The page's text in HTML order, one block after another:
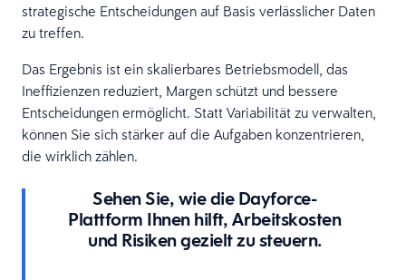
strategische Entscheidungen auf Basis verlässlicher Daten
zu treffen.
Das Ergebnis ist ein skalierbares Betriebsmodell, das
Ineffizienzen reduziert, Margen schützt und bessere
Entscheidungen ermöglicht. Statt Variabilität zu verwalten,
können Sie sich stärker auf die Aufgaben konzentrieren,
die wirklich zählen.
Sehen Sie, wie die Dayforce-
Plattform Ihnen hilft, Arbeitskosten
und Risiken gezielt zu steuern.